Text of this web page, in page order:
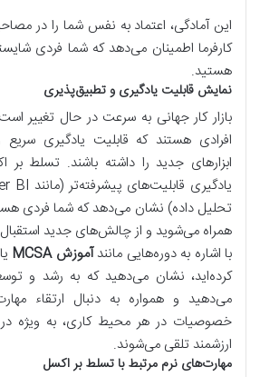
این آمادگی، اعتماد به نفس شما را در
کارفرما اطمینان می‌دهد که شما فردی
هستید.
نمایش قابلیت یادگیری و تطبیق‌پذیری
بازار کار جهانی به سرعت در حال تغییر است
افرادی هستند که قابلیت یادگیری سریع
ابزارهای جدید را داشته باشند. تسلط
تحلیل داده) نشان می‌دهد که شما فردی
همراه می‌شوید و از چالش‌های جدید
با اشاره به دوره‌هایی مانندآموزش MCSA
کرده‌اید، نشان می‌دهید که به رشد و
می‌دهید و همواره به دنبال ارتقاء
خصوصیات در هر محیط کاری، به ویژه در
ارزشمند تلقی می‌شوند.
مهارت‌های نرم مرتبط با تسلط بر اکسل